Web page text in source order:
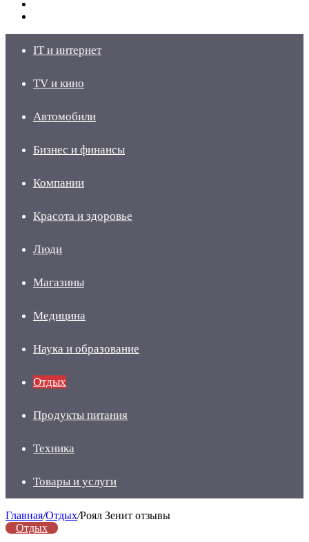
IT и интернет
TV и кино
Автомобили
Бизнес и финансы
Компании
Красота и здоровье
Люди
Магазины
Медицина
Наука и образование
Отдых
Продукты питания
Техника
Товары и услуги
Главная/Отдых/Роял Зенит отзывы
Отдых